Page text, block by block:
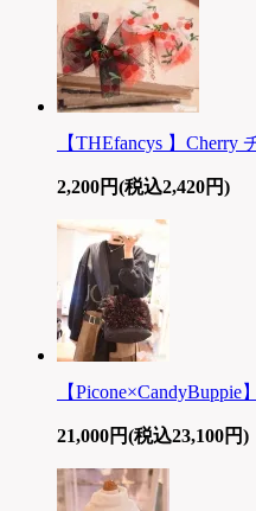
【THEfancys 】Cherry
2,200円(税込2,420円)
【
21,000円(税込23,100円)